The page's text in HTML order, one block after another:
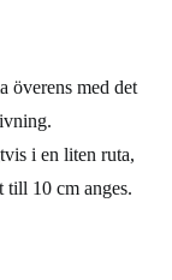
överens med det
i en liten ruta,
till 10 cm anges.